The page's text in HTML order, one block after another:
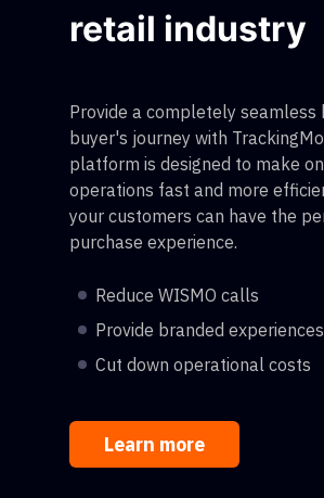
retail industry
Provide a completely seamless
buyer's journey with
platform is designed to make
operations fast and more
your customers can have the
purchase experience.
Reduce WISMO calls
Provide branded experiences
Cut down operational costs
Learn more